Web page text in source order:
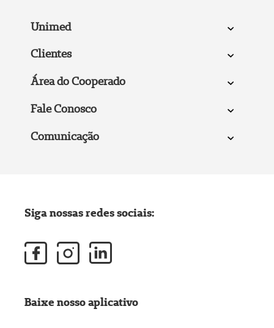
Unimed
Clientes
Área do Cooperado
Fale Conosco
Comunicação
Siga nossas redes sociais:
Baixe nosso aplicativo